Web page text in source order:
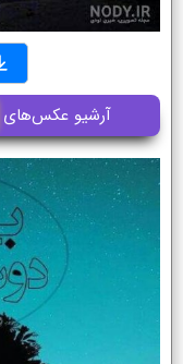
آرشیو عکس‌های